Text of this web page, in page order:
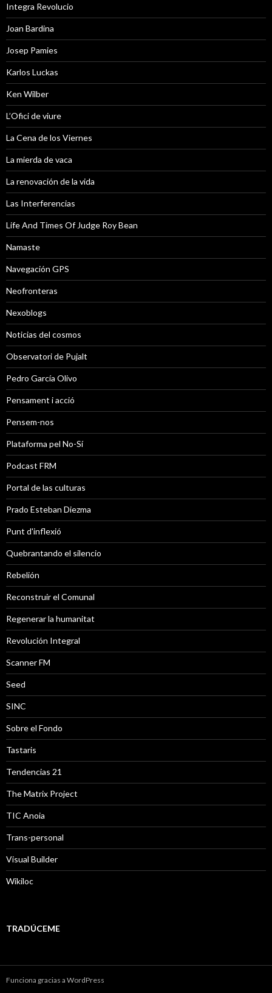
Integra Revolucio
Joan Bardina
Josep Pamies
Karlos Luckas
Ken Wilber
L’Ofici de viure
La Cena de los Viernes
La mierda de vaca
La renovación de la vida
Las Interferencias
Life And Times Of Judge Roy Bean
Namaste
Navegación GPS
Neofronteras
Nexoblogs
Noticias del cosmos
Observatori de Pujalt
Pedro García Olivo
Pensament i acció
Pensem-nos
Plataforma pel No-Sí
Podcast FRM
Portal de las culturas
Prado Esteban Diezma
Punt d'inflexió
Quebrantando el silencio
Rebelión
Reconstruir el Comunal
Regenerar la humanitat
Revolución Integral
Scanner FM
Seed
SINC
Sobre el Fondo
Tastaris
Tendencias 21
The Matrix Project
TIC Anoia
Trans-personal
Visual Builder
Wikiloc
TRADÚCEME
Funciona gracias a WordPress